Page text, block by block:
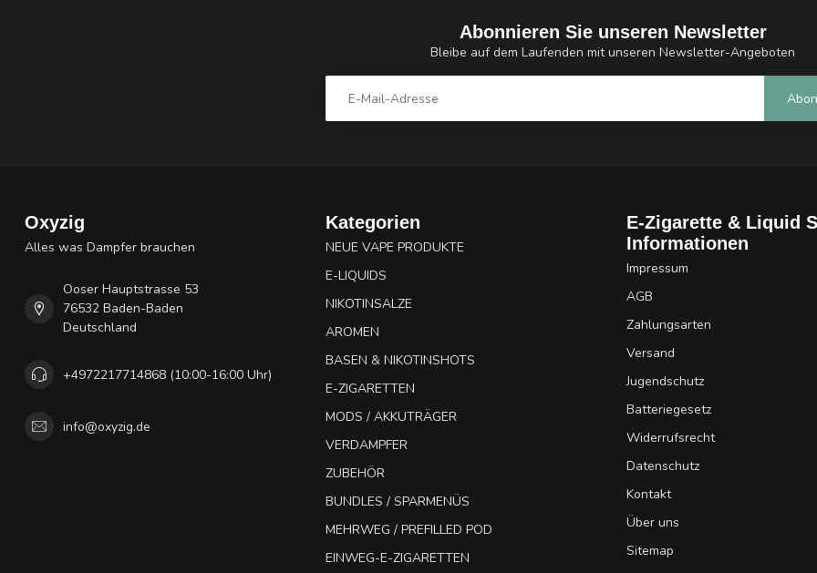
Abonnieren Sie unseren Newsletter
Bleibe auf dem Laufenden mit unseren Newsletter-Angeboten
Oxyzig
Alles was Dampfer brauchen
Ooser Hauptstrasse 53
76532 Baden-Baden
Deutschland
+4972217714868 (10:00-16:00 Uhr)
info@oxyzig.de
Kategorien
NEUE VAPE PRODUKTE
E-LIQUIDS
NIKOTINSALZE
AROMEN
BASEN & NIKOTINSHOTS
E-ZIGARETTEN
MODS / AKKUTRÄGER
VERDAMPFER
ZUBEHÖR
BUNDLES / SPARMENÜS
MEHRWEG / PREFILLED POD
EINWEG-E-ZIGARETTEN
E-Zigarette & Liquid
Informationen
Impressum
AGB
Zahlungsarten
Versand
Jugendschutz
Batteriegesetz
Widerrufsrecht
Datenschutz
Kontakt
Über uns
Sitemap